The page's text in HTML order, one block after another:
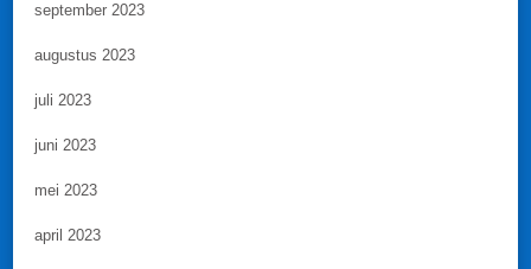
september 2023
augustus 2023
juli 2023
juni 2023
mei 2023
april 2023